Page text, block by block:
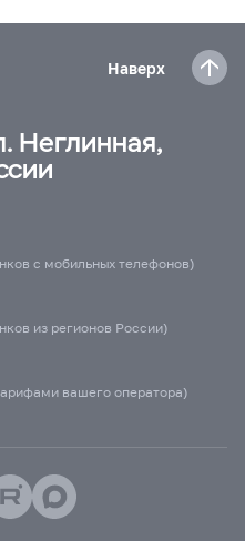
Наверх
Неглинная,
с мобильных телефонов)
из регионов России)
вашего оператора)